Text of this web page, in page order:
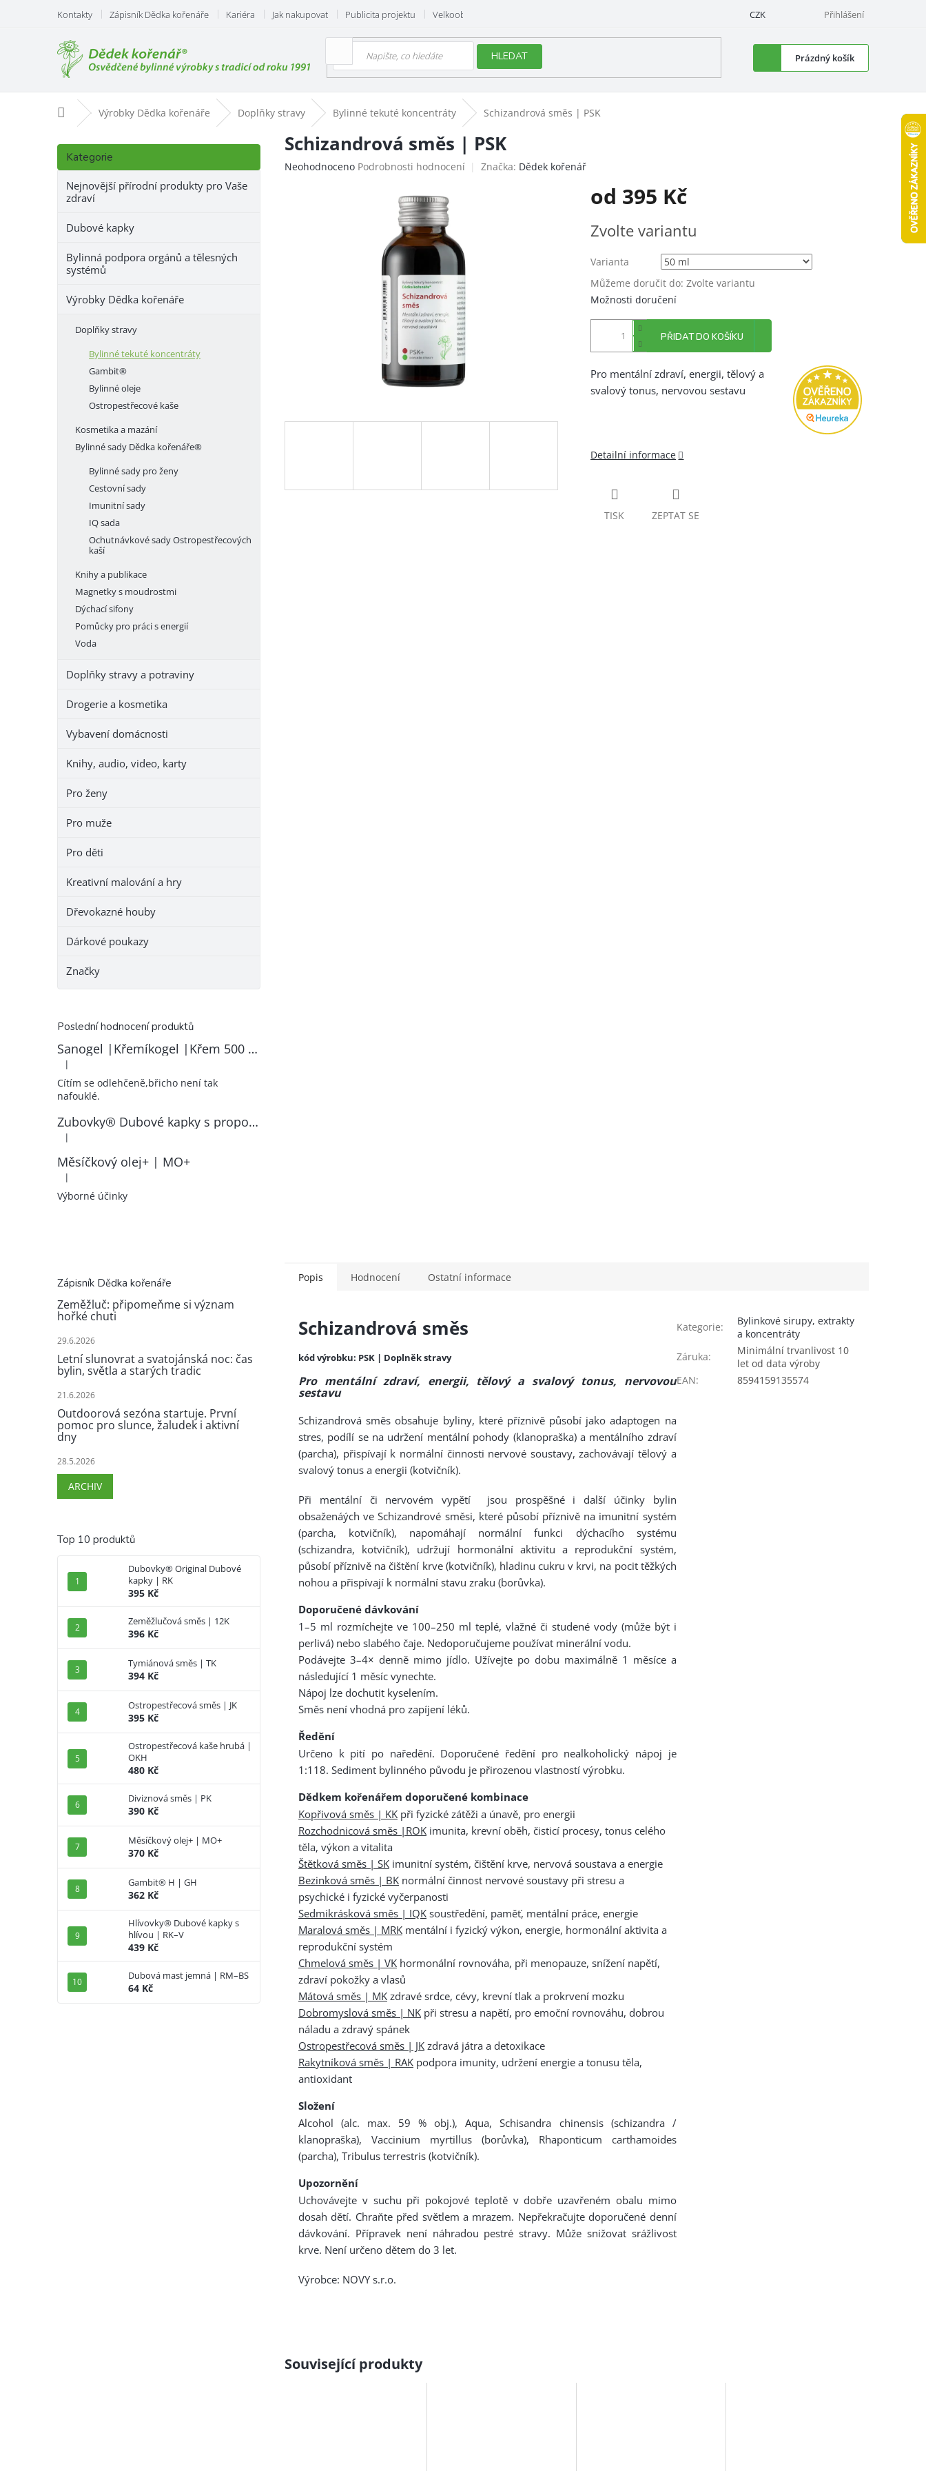
obsah
Kontakty Zápisník Dědka kořenáře Kariéra Jak nakupovat Publicita projektu Velkoobchod CZK Přihlášení
HLEDAT
Nákupní
košík
Prázdný košík
Domů Výrobky Dědka kořenáře Doplňky stravy Bylinné tekuté koncentráty Schizandrová směs | PSK
P
s
Přeskočit
kategorie
Kategorie
Nejnovější přírodní produkty pro Vaše
zdraví
Dubové kapky
Bylinná podpora orgánů a tělesných
systémů
Výrobky Dědka kořenáře
Doplňky stravy
Bylinné tekuté koncentráty
Gambit®
Bylinné oleje
Ostropestřecové kaše
Kosmetika a mazání
Bylinné sady Dědka kořenáře®
Bylinné sady pro ženy
Cestovní sady
Imunitní sady
IQ sada
Ochutnávkové sady Ostropestřecových
kaší
Knihy a publikace
Magnetky s moudrostmi
Dýchací sifony
Pomůcky pro práci s energií
Voda
Doplňky stravy a potraviny
Drogerie a kosmetika
Vybavení domácnosti
Knihy, audio, video, karty
Pro ženy
Pro muže
Pro děti
Kreativní malování a hry
Dřevokazné houby
Dárkové poukazy
Značky
Poslední hodnocení produktů
Sanogel |Křemíkogel |Křem 500 ml
Hodnocení produktu je 5 z 5 hvězdiček.
|
Cítím se odlehčeně,břicho není tak
nafouklé.
Zubovky® Dubové kapky s propolisem | RK–ZP
Hodnocení produktu je 5 z 5 hvězdiček.
|
Měsíčkový olej+ | MO+
Hodnocení produktu je 5 z 5 hvězdiček.
|
Výborné účinky
Zápisník Dědka kořenáře
Zeměžluč: připomeňme si význam
hořké chuti
29.6.2026
Letní slunovrat a svatojánská noc: čas
bylin, světla a starých tradic
21.6.2026
Outdoorová sezóna startuje. První
pomoc pro slunce, žaludek i aktivní
dny
28.5.2026
ARCHIV
Top 10 produktů
Dubovky® Original Dubové
kapky | RK
395 Kč
Zeměžlučová směs | 12K
396 Kč
Tymiánová směs | TK
394 Kč
Ostropestřecová směs | JK
395 Kč
Ostropestřecová kaše hrubá |
OKH
480 Kč
Diviznová směs | PK
390 Kč
Měsíčkový olej+ | MO+
370 Kč
Gambit® H | GH
362 Kč
Hlívovky® Dubové kapky s
hlívou | RK–V
439 Kč
Dubová mast jemná | RM–BS
64 Kč
Schizandrová směs | PSK
Průměrné
Neohodnoceno Podrobnosti hodnocení Značka: Dědek kořenář
od 395 Kč
cena:
Zvolte variantu
Varianta
Můžeme doručit do: Zvolte variantu
Možnosti doručení
PŘIDAT DO KOŠÍKU
Pro mentální zdraví, energii, tělový a
svalový tonus, nervovou sestavu
Detailní informace
TISK ZEPTAT SE
Popis Hodnocení Ostatní informace
Schizandrová směs
kód výrobku: PSK | Doplněk stravy
Pro mentální zdraví, energii, tělový a svalový tonus, nervovou
sestavu
Schizandrová směs obsahuje byliny, které příznivě působí jako adaptogen na
stres, podílí se na udržení mentální pohody (klanopraška) a mentálního zdraví
(parcha), přispívají k normální činnosti nervové soustavy, zachovávají tělový a
svalový tonus a energii (kotvičník).
Při mentální či nervovém vypětí jsou prospěšné i další účinky bylin
obsaženáých ve Schizandrové směsi, které působí příznivě na imunitní systém
(parcha, kotvičník), napomáhají normální funkci dýchacího systému
(schizandra, kotvičník), udržují hormonální aktivitu a reprodukční systém,
působí příznivě na čištění krve (kotvičník), hladinu cukru v krvi, na pocit těžkých
nohou a přispívají k normální stavu zraku (borůvka).
Doporučené dávkování
1–5 ml rozmíchejte ve 100–250 ml teplé, vlažné či studené vody (může být i
perlivá) nebo slabého čaje. Nedoporučujeme používat minerální vodu.
Podávejte 3–4× denně mimo jídlo. Užívejte po dobu maximálně 1 měsíce a
následující 1 měsíc vynechte.
Nápoj lze dochutit kyselením.
Směs není vhodná pro zapíjení léků.
Ředění
Určeno k pití po naředění. Doporučené ředění pro nealkoholický nápoj je
1:118. Sediment bylinného původu je přirozenou vlastností výrobku.
Dědkem kořenářem doporučené kombinace
Kopřivová směs | KK při fyzické zátěži a únavě, pro energii
Rozchodnicová směs |ROK imunita, krevní oběh, čisticí procesy, tonus celého
těla, výkon a vitalita
Štětková směs | SK imunitní systém, čištění krve, nervová soustava a energie
Bezinková směs | BK normální činnost nervové soustavy při stresu a
psychické i fyzické vyčerpanosti
Sedmikrásková směs | IQK soustředění, paměť, mentální práce, energie
Maralová směs | MRK mentální i fyzický výkon, energie, hormonální aktivita a
reprodukční systém
Chmelová směs | VK hormonální rovnováha, při menopauze, snížení napětí,
zdraví pokožky a vlasů
Mátová směs | MK zdravé srdce, cévy, krevní tlak a prokrvení mozku
Dobromyslová směs | NK při stresu a napětí, pro emoční rovnováhu, dobrou
náladu a zdravý spánek
Ostropestřecová směs | JK zdravá játra a detoxikace
Rakytníková směs | RAK podpora imunity, udržení energie a tonusu těla,
antioxidant
Složení
Alcohol (alc. max. 59 % obj.), Aqua, Schisandra chinensis (schizandra /
klanopraška), Vaccinium myrtillus (borůvka), Rhaponticum carthamoides
(parcha), Tribulus terrestris (kotvičník).
Upozornění
Uchovávejte v suchu při pokojové teplotě v dobře uzavřeném obalu mimo
dosah dětí. Chraňte před světlem a mrazem. Nepřekračujte doporučené denní
dávkování. Přípravek není náhradou pestré stravy. Může snižovat srážlivost
krve. Není určeno dětem do 3 let.
Výrobce: NOVY s.r.o.
Kategorie:
Bylinkové sirupy, extrakty
a koncentráty
Záruka:
Minimální trvanlivost 10
let od data výroby
EAN: 8594159135574
Související produkty